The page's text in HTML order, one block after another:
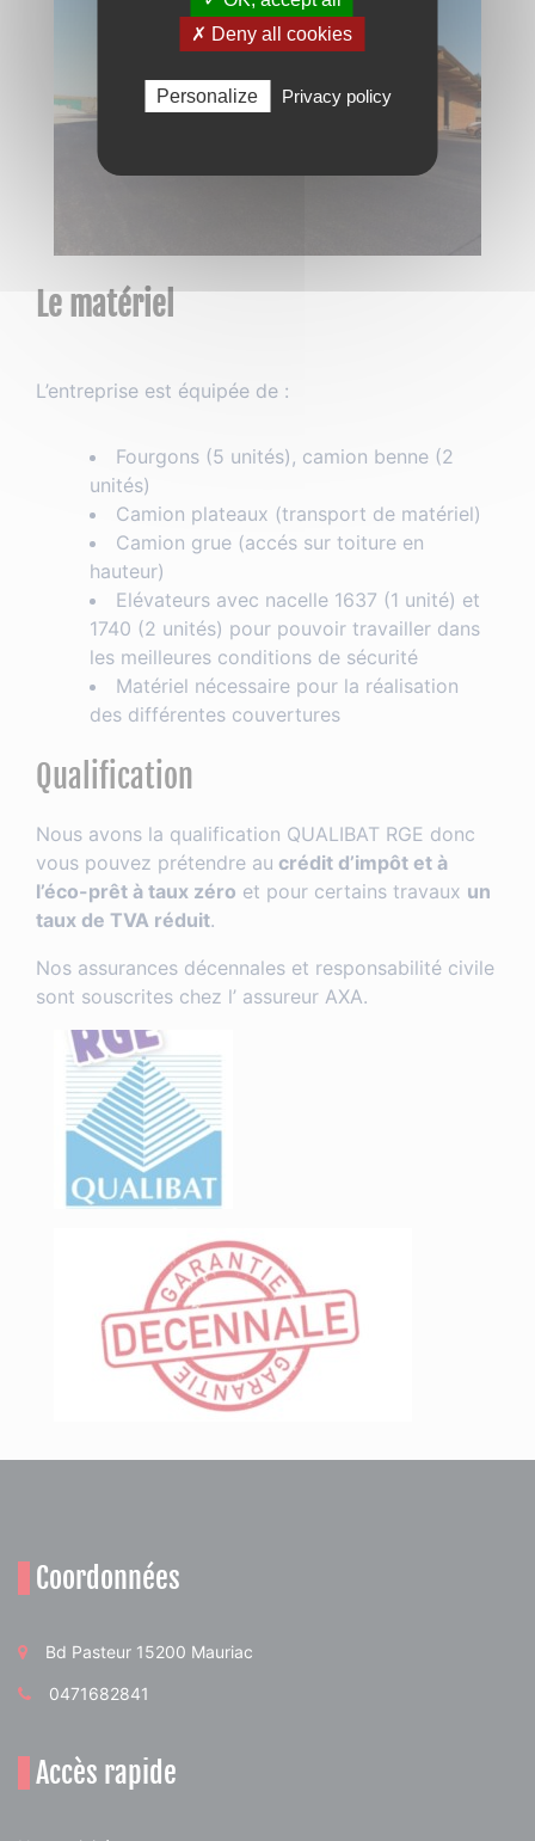
Le matériel
L’entreprise est équipée de :
Fourgons (5 unités), camion benne (2
unités)
Camion plateaux (transport de matériel)
Camion grue (accés sur toiture en
hauteur)
Elévateurs avec nacelle 1637 (1 unité) et
1740 (2 unités) pour pouvoir travailler dans
les meilleures conditions de sécurité
Matériel nécessaire pour la réalisation
des différentes couvertures
Qualification
Nous avons la qualification QUALIBAT RGE donc
vous pouvez prétendre au crédit d’impôt et à
l’éco-prêt à taux zéro et pour certains travaux un
taux de TVA réduit.
Nos assurances décennales et responsabilité civile
sont souscrites chez l’ assureur AXA.
Coordonnées
Bd Pasteur 15200 Mauriac
0471682841
Accès rapide
✗ Deny all cookies
Personalize Privacy policy